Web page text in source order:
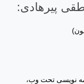
پیرهادی:
۶۰ پروژه برنامه نویسی تحت وب،